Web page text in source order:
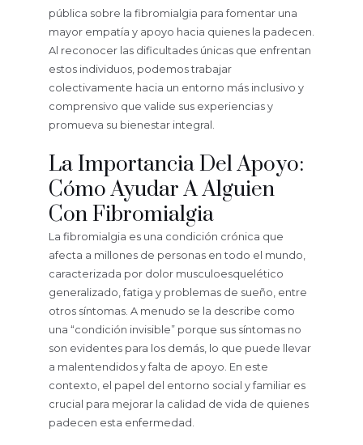
pública sobre la fibromialgia para fomentar una
mayor empatía y apoyo hacia quienes la padecen.
Al reconocer las dificultades únicas que enfrentan
estos individuos, podemos trabajar
colectivamente hacia un entorno más inclusivo y
comprensivo que valide sus experiencias y
promueva su bienestar integral.
La Importancia Del Apoyo:
Cómo Ayudar A Alguien
Con Fibromialgia
La fibromialgia es una condición crónica que
afecta a millones de personas en todo el mundo,
caracterizada por dolor musculoesquelético
generalizado, fatiga y problemas de sueño, entre
otros síntomas. A menudo se la describe como
una “condición invisible” porque sus síntomas no
son evidentes para los demás, lo que puede llevar
a malentendidos y falta de apoyo. En este
contexto, el papel del entorno social y familiar es
crucial para mejorar la calidad de vida de quienes
padecen esta enfermedad.